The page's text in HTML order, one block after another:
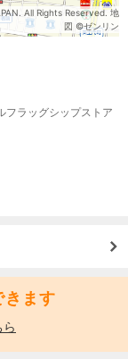
All Rights Reserved. 地
図 ©ゼンリン
フラッグシップストア
きます